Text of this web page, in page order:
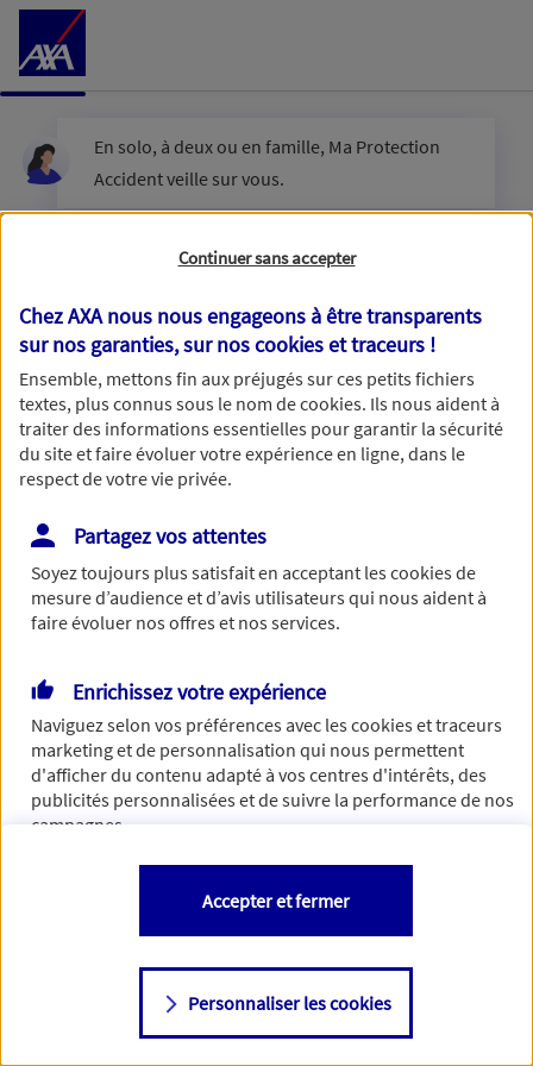
Accéder au Contenu
En solo, à deux ou en famille, Ma Protection
Accident veille sur vous.
Êtes-vous en couple ?
Oui
Non
concernant. Pour plus d'informations,
Continuer sans accepter
Chez AXA nous nous engageons à être transparents
sur nos garanties, sur noscookies et traceurs !
Ensemble, mettons fin aux préjugés sur ces petits fichiers
textes, plus connus sous le nom decookies. Ils nous aident à
traiter des informations essentielles pour garantir la sécurité
du site et faire évoluer votre expérience en ligne, dans le
respect de votre vie privée.
Partagez vos attentes
Soyez toujours plus satisfait en acceptant lescookiesde
mesure d’audience et d’avis utilisateurs qui nous aident à
faire évoluer nos offres et nos services.
Enrichissez votre expérience
Naviguez selon vos préférences avec lescookies et traceurs
marketing et de personnalisation qui nous permettent
d'afficher du contenu adapté à vos centres d'intérêts, des
publicités personnalisées et de suivre la performance de nos
campagnes.
Vous êtes libre de les accepter, de les refuser comme de
changer d'avis à tout moment en allant sur
Consulter notre politique decookies
Personnaliser les cookies
Accepter et fermer